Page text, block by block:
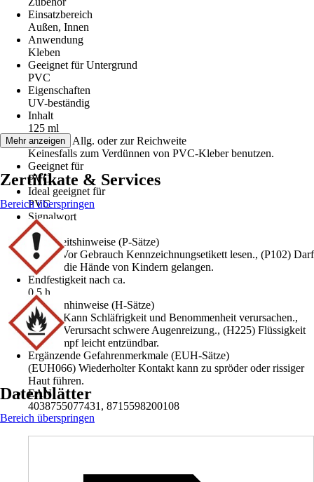
Einsatzbereich
Außen, Innen
Anwendung
Kleben
Geeignet für Untergrund
PVC
Eigenschaften
UV-beständig
Inhalt
125 ml
Hinweise Allg. oder zur Reichweite
Keinesfalls zum Verdünnen von PVC-Kleber benutzen.
Geeignet für
PVC
Ideal geeignet für
PVC
Signalwort
Gefahr
Sicherheitshinweise (P-Sätze)
(P103) Vor Gebrauch Kennzeichnungsetikett lesen., (P102) Darf
nicht in die Hände von Kindern gelangen.
Endfestigkeit nach ca.
0,5 h
Gefahrenhinweise (H-Sätze)
(H336) Kann Schläfrigkeit und Benommenheit verursachen.,
(H319) Verursacht schwere Augenreizung., (H225) Flüssigkeit
und Dampf leicht entzündbar.
Ergänzende Gefahrenmerkmale (EUH-Sätze)
(EUH066) Wiederholter Kontakt kann zu spröder oder rissiger
Haut führen.
EAN
4038755077431, 8715598200108
Mehr anzeigen
Zertifikate & Services
Bereich überspringen
Datenblätter
Bereich überspringen